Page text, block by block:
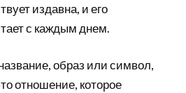
издавна, и его
с каждым днем.
образ или символ,
отношение, которое